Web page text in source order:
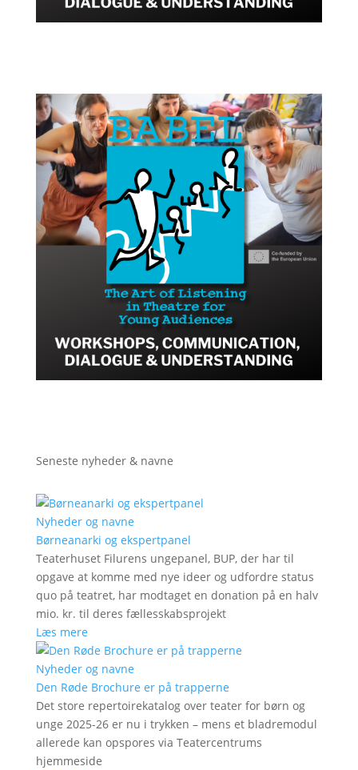
Seneste nyheder & navne
Nyheder og navne
Børneanarki og ekspertpanel
Teaterhuset Filurens ungepanel, BUP, der har til
opgave at komme med nye ideer og udfordre status
quo på teatret, har modtaget en donation på en halv
mio. kr. til deres fællesskabsprojekt
Læs mere
Nyheder og navne
Den Røde Brochure er på trapperne
Det store repertoirekatalog over teater for børn og
unge 2025-26 er nu i trykken – mens et bladremodul
allerede kan opspores via Teatercentrums
hjemmeside